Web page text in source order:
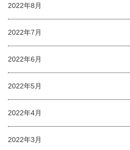
2022年8月
2022年7月
2022年6月
2022年5月
2022年4月
2022年3月